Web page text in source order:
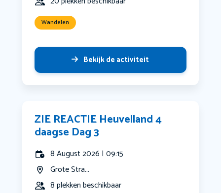
Wandelen
Bekijk de activiteit
ZIE REACTIE Heuvelland 4
daagse Dag 3
8 August 2026 | 09:15
Grote Stra...
8 plekken beschikbaar